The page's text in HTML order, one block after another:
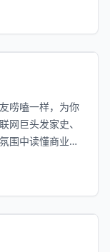
唠嗑一样，为你
网巨头发家史、
围中读懂商业逻